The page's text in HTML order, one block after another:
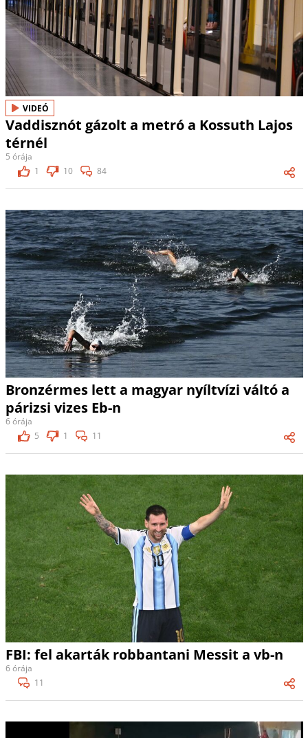
VIDEÓ
Vaddisznót gázolt a metró a Kossuth Lajos
térnél
5 órája
1
10 84
Bronzérmes lett a magyar nyíltvízi váltó a
párizsi vizes Eb-n
6 órája
5
1 11
FBI: fel akarták robbantani Messit a vb-n
6 órája
11